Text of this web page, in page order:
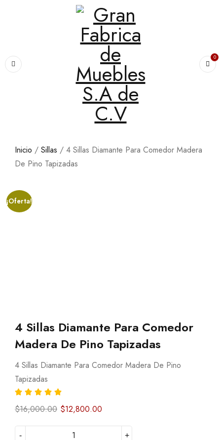
0
Inicio / Sillas / 4 Sillas Diamante Para Comedor Madera
De Pino Tapizadas
¡Oferta!COMPRAR
4 Sillas Diamante Para Comedor
Madera De Pino Tapizadas
4 Sillas Diamante Para Comedor Madera De Pino
Tapizadas
$16,000.00 $12,800.00